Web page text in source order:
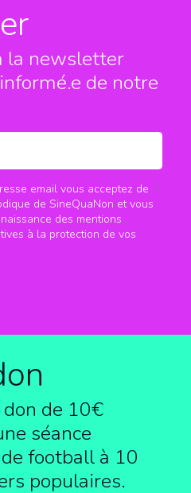
la newsletter
de notre
email vous acceptez de
de SineQuaNon et vous
des mentions
à la protection de vos
de 10€
séance
football à 10
populaires.